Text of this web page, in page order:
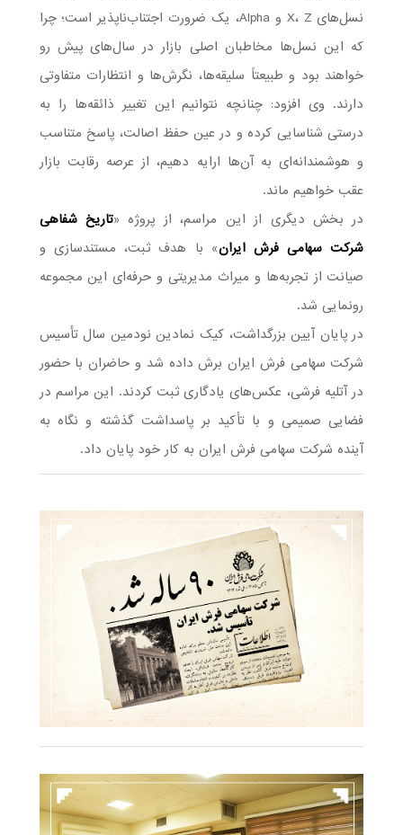
نسل‌های X، Z و Alpha، یک ضرورت اجتناب‌ناپذیر است؛ چرا
که این نسل‌ها مخاطبان اصلی بازار در سال‌های پیش رو
خواهند بود و طبیعتاً سلیقه‌ها، نگرش‌ها و انتظارات متفاوتی
دارند. وی افزود: چنانچه نتوانیم این تغییر ذائقه‌ها را به
درستی شناسایی کرده و در عین حفظ اصالت، پاسخ متناسب
و هوشمندانه‌ای به آن‌ها ارایه دهیم، از عرصه رقابت بازار
عقب خواهیم ماند.
در بخش دیگری از این مراسم، از پروژه «تاریخ شفاهی
شرکت سهامی فرش ایران» با هدف ثبت، مستندسازی و
صیانت از تجربه‌ها و میراث مدیریتی و حرفه‌ای این مجموعه
رونمایی شد.
در پایان آیین بزرگداشت، کیک نمادین نودمین سال تأسیس
شرکت سهامی فرش ایران برش داده شد و حاضران با حضور
در آتلیه فرشی، عکس‌های یادگاری ثبت کردند. این مراسم در
فضایی صمیمی و با تأکید بر پاسداشت گذشته و نگاه به
آینده شرکت سهامی فرش ایران به کار خود پایان داد.